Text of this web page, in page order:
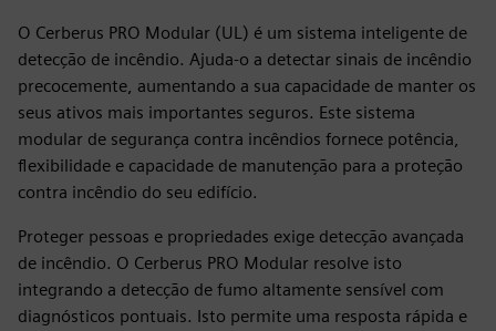
O Cerberus PRO Modular (UL) é um sistema inteligente de
detecção de incêndio. Ajuda-o a detectar sinais de incêndio
precocemente, aumentando a sua capacidade de manter os
seus ativos mais importantes seguros. Este sistema
modular de segurança contra incêndios fornece potência,
flexibilidade e capacidade de manutenção para a proteção
contra incêndio do seu edifício.
Proteger pessoas e propriedades exige detecção avançada
de incêndio. O Cerberus PRO Modular resolve isto
integrando a detecção de fumo altamente sensível com
diagnósticos pontuais. Isto permite uma resposta rápida e